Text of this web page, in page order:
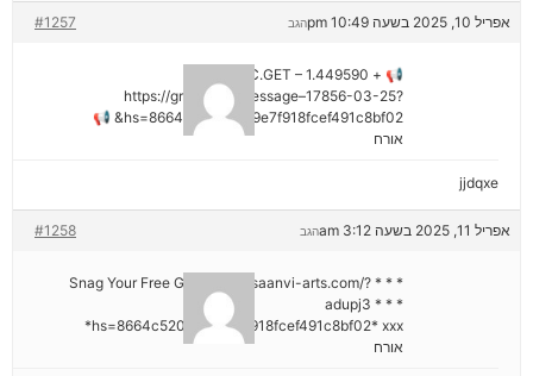
אפריל 10, 2025 בשעה 10:49 pm #1257 הגב
📢 + 1.449590 BTC.GET –
https://graph.org/Message–17856-03-25?
hs=8664c520642b9e7f918fcef491c8bf02& 📢
אורח
jjdqxe
אפריל 11, 2025 בשעה 3:12 am #1258 הגב
* * * Snag Your Free Gift: https://saanvi-arts.com/?
adupj3 * * *
hs=8664c520642b9e7f918fcef491c8bf02* ххх*
אורח